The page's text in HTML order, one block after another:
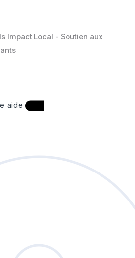
Impact Local - Soutien aux
aide